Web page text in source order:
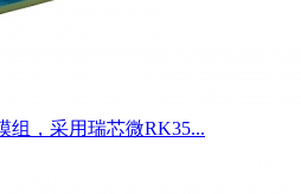
组，采用瑞芯微RK35...